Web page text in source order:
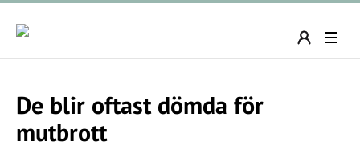
De blir oftast dömda för
mutbrott